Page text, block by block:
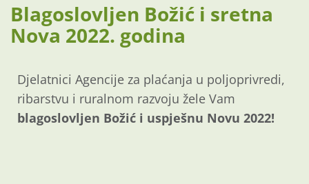
Blagoslovljen Božić i sretna
Nova 2022. godina
Djelatnici Agencije za plaćanja u poljoprivredi,
ribarstvu i ruralnom razvoju žele Vam
blagoslovljen Božić i uspješnu Novu 2022!